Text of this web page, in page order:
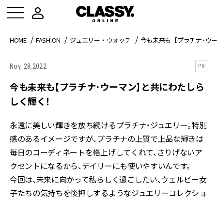
HOME FASHION ジュエリー・ウォッチ 今も未来も【プラチナ･ウ
Nov, 28,2022 PR
今も未来も【プラチナ･ウーマン】と共にわたしら
しく輝く！
永遠に美しい輝きを放ち続けるプラチナ・ジュエリー。特別
感のあるイメージですが、プラチナの上質で上品な輝きは
毎日のコーディネートを格上げしてくれて、さりげないア
クセントになるから、デイリーにも使いやすいんです。
今回は、未来に向かって私らしく過ごしたい、ウェルビー女
子たちの気持ちを後押しするようなジュエリーコレクショ